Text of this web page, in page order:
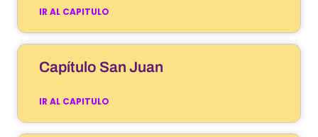
IR AL CAPITULO
Capítulo San Juan
IR AL CAPITULO